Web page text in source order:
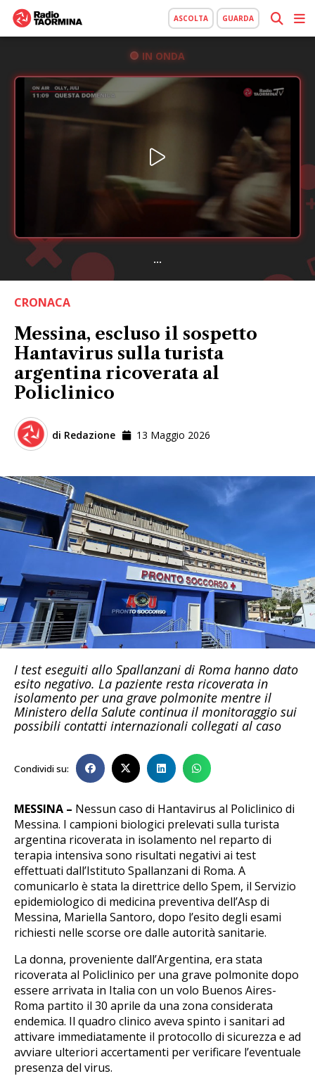
ASCOLTA GUARDA
IN ONDA
...
CRONACA
Messina, escluso il sospetto
Hantavirus sulla turista
argentina ricoverata al
Policlinico
di Redazione 13 Maggio 2026
I test eseguiti allo Spallanzani di Roma hanno dato
esito negativo. La paziente resta ricoverata in
isolamento per una grave polmonite mentre il
Ministero della Salute continua il monitoraggio sui
possibili contatti internazionali collegati al caso
Condividi su:
MESSINA – Nessun caso di Hantavirus al Policlinico di
Messina. I campioni biologici prelevati sulla turista
argentina ricoverata in isolamento nel reparto di
terapia intensiva sono risultati negativi ai test
effettuati dall’Istituto Spallanzani di Roma. A
comunicarlo è stata la direttrice dello Spem, il Servizio
epidemiologico di medicina preventiva dell’Asp di
Messina, Mariella Santoro, dopo l’esito degli esami
richiesti nelle scorse ore dalle autorità sanitarie.
La donna, proveniente dall’Argentina, era stata
ricoverata al Policlinico per una grave polmonite dopo
essere arrivata in Italia con un volo Buenos Aires-
Roma partito il 30 aprile da una zona considerata
endemica. Il quadro clinico aveva spinto i sanitari ad
attivare immediatamente il protocollo di sicurezza e ad
avviare ulteriori accertamenti per verificare l’eventuale
presenza del virus.